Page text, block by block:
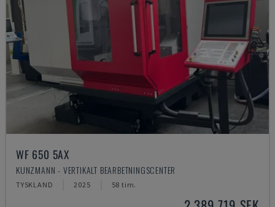
WF 650 5AX
KUNZMANN - VERTIKALT BEARBETNINGSCENTER
TYSKLAND 2025 58 tim.